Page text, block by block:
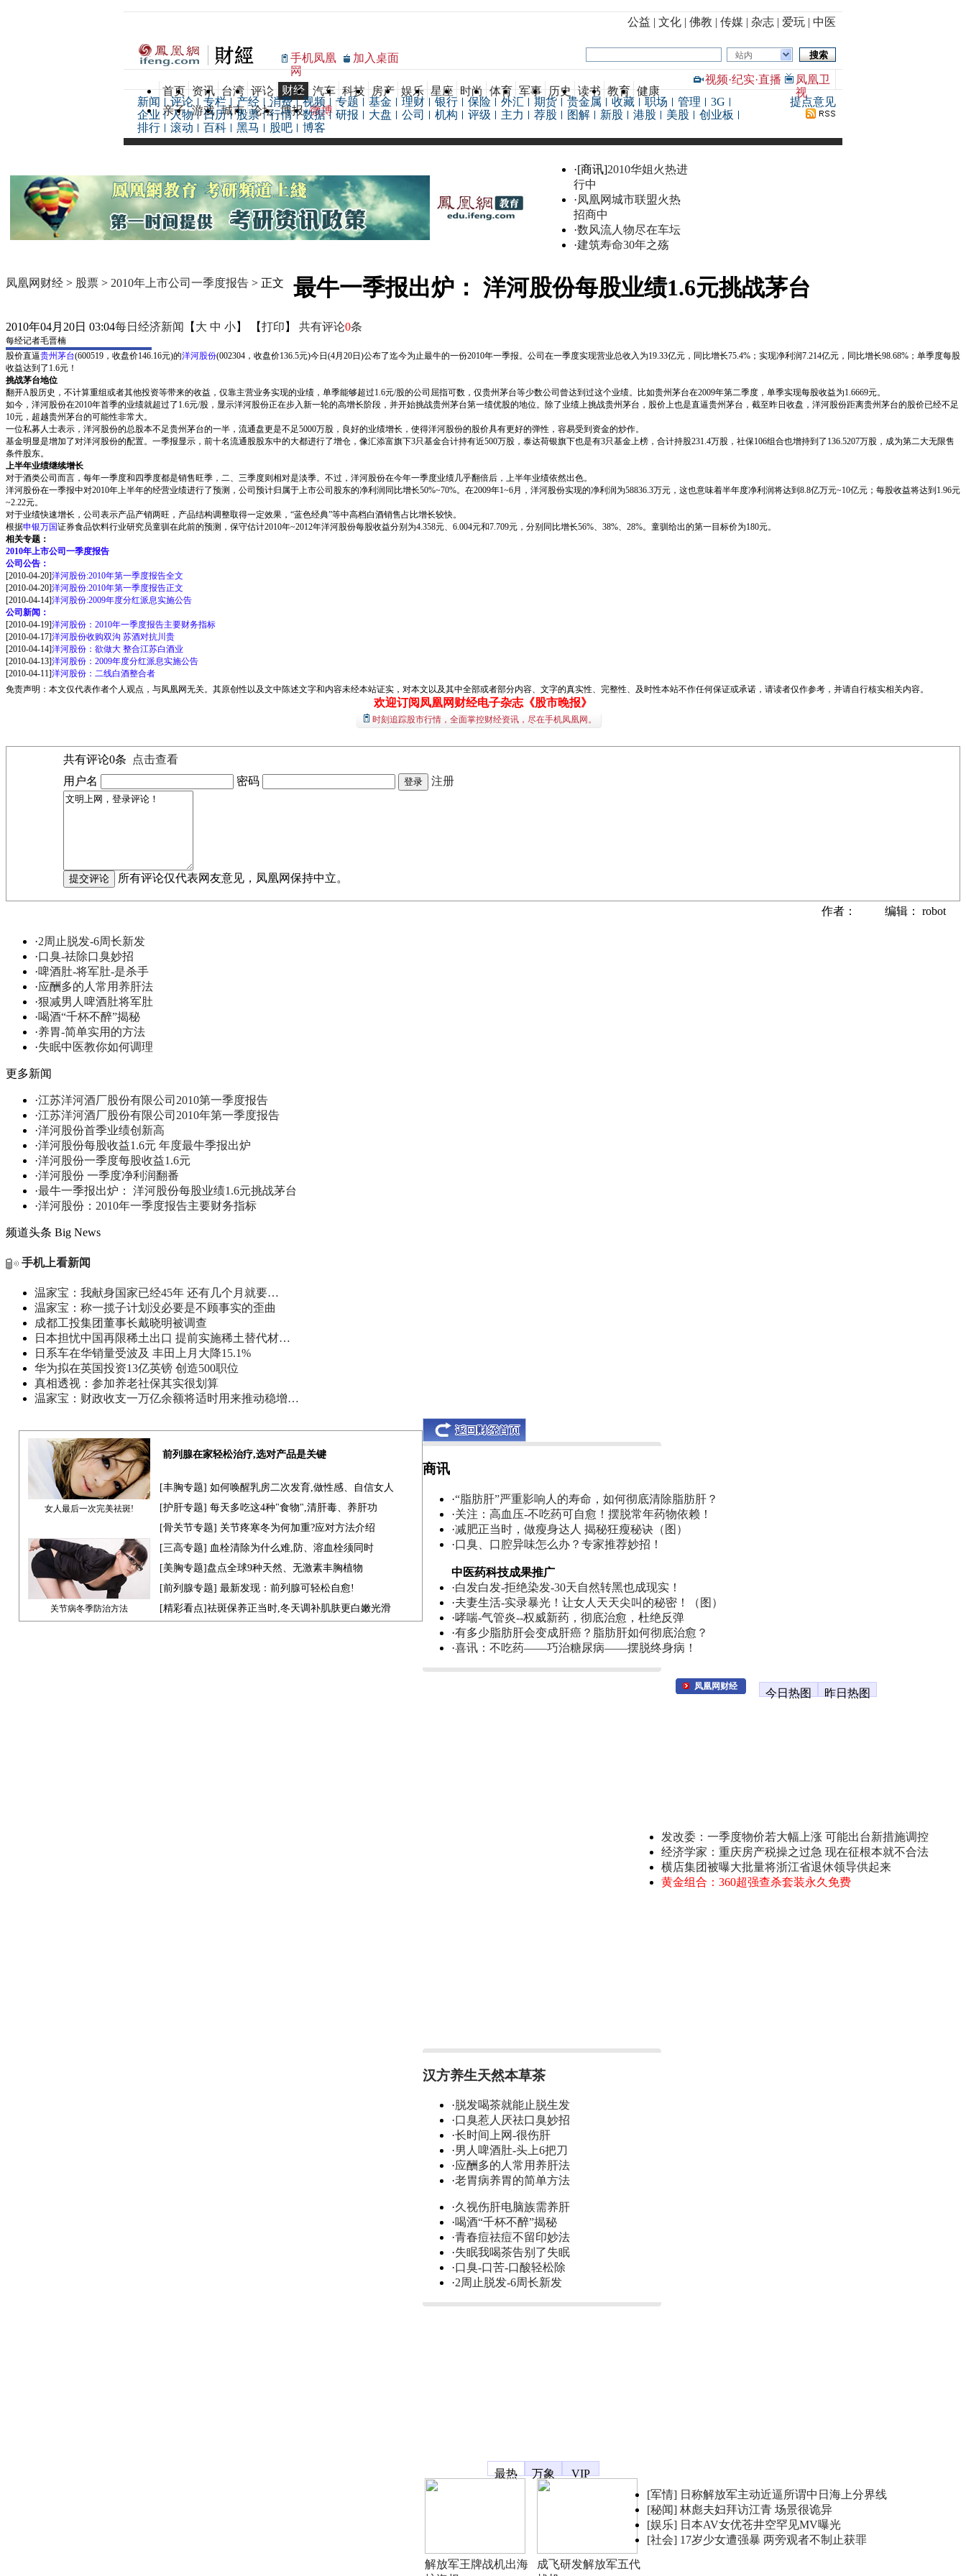
公益 | 文化 | 佛教 | 传媒 | 杂志 | 爱玩 | 中医
手机凤凰
网
加入桌面 站内
首页 资讯 台湾 评论 财经 汽车 科技 房产 娱乐 星座 时尚 体育 军事 历史 读书 教育 健康
亲子 游戏 城市 论坛 博报 微博
视频·纪实·直播
凤凰卫
视
新闻 评论 专栏 产经 消费 视频 专题 基金 理财 银行 保险 外汇 期货 贵金属 收藏 职场 管理
3G
企业
人物 日历 股票 行情 数据 研报 大盘 公司 机构 评级 主力 荐股 图解 新股 港股 美股
创业板
排行
滚动 百科 黑马 股吧 博客
提点意见
·[商讯]2010华姐火热进
行中
·凤凰网城市联盟火热
招商中
·数风流人物尽在车坛
·建筑寿命30年之殇
凤凰网财经 > 股票 > 2010年上市公司一季度报告 > 正文 最牛一季报出炉： 洋河股份每股业绩1.6元挑战茅台
2010年04月20日 03:04每日经济新闻 【 大 中 小】 【打印 】 共有评论0条
每经记者毛晋楠
股价直逼贵州茅台(600519，收盘价146.16元)的洋河股份(002304，收盘价136.5元)今日(4月20日)公布了迄今为止最牛的一份2010年一季报。公司在一季度实现营业总收入为19.33亿元，同比增长75.4%；实现净利润7.214亿元，同比增长98.68%；单季度每股
收益达到了1.6元！
挑战茅台地位
翻开A股历史，不计算重组或者其他投资等带来的收益，仅靠主营业务实现的业绩，单季能够超过1.6元/股的公司屈指可数，仅贵州茅台等少数公司曾达到过这个业绩。比如贵州茅台在2009年第二季度，单季实现每股收益为1.6669元。
如今，洋河股份在2010年首季的业绩就超过了1.6元/股，显示洋河股份正在步入新一轮的高增长阶段，并开始挑战贵州茅台第一绩优股的地位。除了业绩上挑战贵州茅台，股价上也是直逼贵州茅台，截至昨日收盘，洋河股份距离贵州茅台的股价已经不足
10元，超越贵州茅台的可能性非常大。
一位私募人士表示，洋河股份的总股本不足贵州茅台的一半，流通盘更是不足5000万股，良好的业绩增长，使得洋河股份的股价具有更好的弹性，容易受到资金的炒作。
基金明显是增加了对洋河股份的配置。一季报显示，前十名流通股股东中的大都进行了增仓，像汇添富旗下3只基金合计持有近500万股，泰达荷银旗下也是有3只基金上榜，合计持股231.4万股，社保106组合也增持到了136.5207万股，成为第二大无限售
条件股东。
上半年业绩继续增长
对于酒类公司而言，每年一季度和四季度都是销售旺季，二、三季度则相对是淡季。不过，洋河股份在今年一季度业绩几乎翻倍后，上半年业绩依然出色。
洋河股份在一季报中对2010年上半年的经营业绩进行了预测，公司预计归属于上市公司股东的净利润同比增长50%~70%。在2009年1~6月，洋河股份实现的净利润为58836.3万元，这也意味着半年度净利润将达到8.8亿万元~10亿元；每股收益将达到1.96元
~2.22元。
对于业绩快速增长，公司表示产品产销两旺，产品结构调整取得一定效果，“蓝色经典”等中高档白酒销售占比增长较快。
根据申银万国证券食品饮料行业研究员童驯在此前的预测，保守估计2010年~2012年洋河股份每股收益分别为4.358元、6.004元和7.709元，分别同比增长56%、38%、28%。童驯给出的第一目标价为180元。
相关专题：
2010年上市公司一季度报告
公司公告：
[2010-04-20]洋河股份:2010年第一季度报告全文
[2010-04-20]洋河股份:2010年第一季度报告正文
[2010-04-14]洋河股份:2009年度分红派息实施公告
公司新闻：
[2010-04-19]洋河股份：2010年一季度报告主要财务指标
[2010-04-17]洋河股份收购双沟 苏酒对抗川贵
[2010-04-14]洋河股份：欲做大 整合江苏白酒业
[2010-04-13]洋河股份：2009年度分红派息实施公告
[2010-04-11]洋河股份：二线白酒整合者
免责声明：本文仅代表作者个人观点，与凤凰网无关。其原创性以及文中陈述文字和内容未经本站证实，对本文以及其中全部或者部分内容、文字的真实性、完整性、及时性本站不作任何保证或承诺，请读者仅作参考，并请自行核实相关内容。
欢迎订阅凤凰网财经电子杂志《股市晚报》
时刻追踪股市行情，全面掌控财经资讯，尽在手机凤凰网。
共有评论0条
点击查看
用户名
密码 注册
所有评论仅代表网友意见，凤凰网保持中立。
作者： 编辑： robot
·2周止脱发-6周长新发
·口臭-祛除口臭妙招
·啤酒肚-将军肚-是杀手
·应酬多的人常用养肝法
·狠减男人啤酒肚将军肚
·喝酒“千杯不醉”揭秘
·养胃-简单实用的方法
·失眠中医教你如何调理
更多新闻
·江苏洋河酒厂股份有限公司2010第一季度报告
·江苏洋河酒厂股份有限公司2010年第一季度报告
·洋河股份首季业绩创新高
·洋河股份每股收益1.6元 年度最牛季报出炉
·洋河股份一季度每股收益1.6元
·洋河股份 一季度净利润翻番
·最牛一季报出炉： 洋河股份每股业绩1.6元挑战茅台
·洋河股份：2010年一季度报告主要财务指标
频道头条 Big News
手机上看新闻
温家宝：我献身国家已经45年 还有几个月就要…
温家宝：称一揽子计划没必要是不顾事实的歪曲
成都工投集团董事长戴晓明被调查
日本担忧中国再限稀土出口 提前实施稀土替代材…
日系车在华销量受波及 丰田上月大降15.1%
华为拟在英国投资13亿英镑 创造500职位
真相透视：参加养老社保其实很划算
温家宝：财政收支一万亿余额将适时用来推动稳增…
女人最后一次完美祛斑!
前列腺在家轻松治疗,选对产品是关键
[丰胸专题] 如何唤醒乳房二次发育,做性感、自信女人
[护肝专题] 每天多吃这4种"食物",清肝毒、养肝功
[骨关节专题] 关节疼寒冬为何加重?应对方法介绍
关节病冬季防治方法
[三高专题] 血栓清除为什么难,防、溶血栓须同时
[美胸专题]盘点全球9种天然、无激素丰胸植物
[前列腺专题] 最新发现：前列腺可轻松自愈!
[精彩看点]祛斑保养正当时,冬天调补肌肤更白嫩光滑
商讯
·“脂肪肝”严重影响人的寿命，如何彻底清除脂肪肝？
·关注：高血压-不吃药可自愈！摆脱常年药物依赖！
·减肥正当时，做瘦身达人 揭秘狂瘦秘诀（图）
·口臭、口腔异味怎么办？专家推荐妙招！
中医药科技成果推广
·白发白发-拒绝染发-30天自然转黑也成现实！
·夫妻生活-实录暴光！让女人天天尖叫的秘密！（图）
·哮喘-气管炎--权威新药，彻底治愈，杜绝反弹
·有多少脂肪肝会变成肝癌？脂肪肝如何彻底治愈？
·喜讯：不吃药——巧治糖尿病——摆脱终身病！
凤凰网财经
今日热图 昨日热图
发改委：一季度物价若大幅上涨 可能出台新措施调控
经济学家：重庆房产税操之过急 现在征根本就不合法
横店集团被曝大批量将浙江省退休领导供起来
黄金组合：360超强查杀套装永久免费
汉方养生天然本草茶
·脱发喝茶就能止脱生发
·口臭惹人厌祛口臭妙招
·长时间上网-很伤肝
·男人啤酒肚-头上6把刀
·应酬多的人常用养肝法
·老胃病养胃的简单方法
·久视伤肝电脑族需养肝
·喝酒“千杯不醉”揭秘
·青春痘祛痘不留印妙法
·失眠我喝茶告别了失眠
·口臭-口苦-口酸轻松除
·2周止脱发-6周长新发
最热
万象 VIP
解放军王牌战机出海
成飞研发解放军五代
[军情] 日称解放军主动近逼所谓中日海上分界线
[秘闻] 林彪夫妇拜访江青 场景很诡异
[娱乐] 日本AV女优苍井空罕见MV曝光
[社会] 17岁少女遭强暴 两旁观者不制止获罪